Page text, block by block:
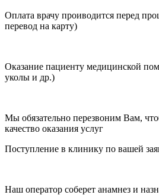
Оплата врачу проиводится перед
перевод на карту)
Оказание пациенту медицинской
уколы и др.)
Мы обязательно перезвоним Вам,
качество оказания услуг
Поступление в клинику по вашей
Наш оператор соберет анамнез и